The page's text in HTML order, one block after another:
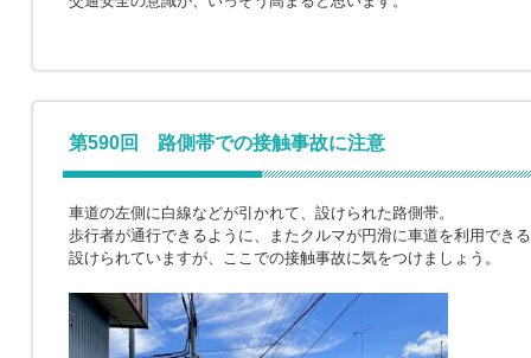
第590回 路側帯での接触事故に注意
車道の左側に白線などが引かれて、設けられた路側帯。
歩行者が通行できるように、またクルマが円滑に車道を利用でき
設けられていますが、ここでの接触事故に気をつけましょう。